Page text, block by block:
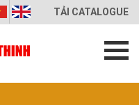
TẢI CATALOGUE